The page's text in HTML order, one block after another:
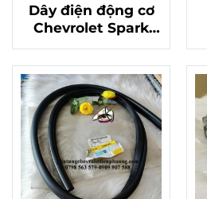
Dây điện động cơ
Chevrolet Spark
M300 chính hãng
mã 94506628: Tầm
Quan Trọng Và Lý
Do Cần Thay Thế
Ngay Khi Cần